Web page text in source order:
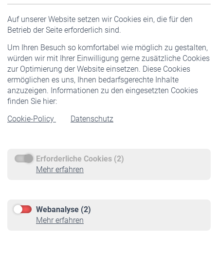
Auf unserer Website setzen wir Cookies ein, die für den
Betrieb der Seite erforderlich sind.
Um Ihren Besuch so komfortabel wie möglich zu gestalten,
würden wir mit Ihrer Einwilligung gerne zusätzliche Cookies
zur Optimierung der Website einsetzen. Diese Cookies
ermöglichen es uns, Ihnen bedarfsgerechte Inhalte
anzuzeigen. Informationen zu den eingesetzten Cookies
finden Sie hier:
Cookie-Policy
Datenschutz
Erforderliche Cookies (2)
Mehr erfahren
Webanalyse (2)
Mehr erfahren
Pflichtversicherung
Staatliche Förderung
Veranstaltungen
Rentner
Rentenbeginn
Rente beantragen
Service
Informationen
Online-Rechner
VBLnewsletter